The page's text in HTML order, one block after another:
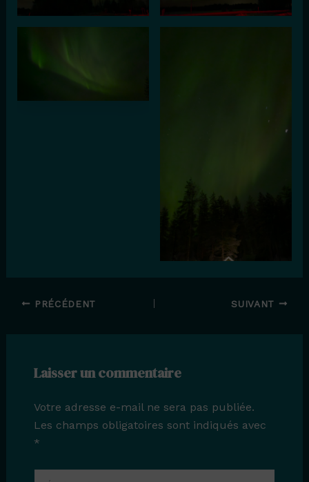
PRÉCÉDENT SUIVANT
Laisser un commentaire
Votre adresse e-mail ne sera pas publiée.
Les champs obligatoires sont indiqués avec
*